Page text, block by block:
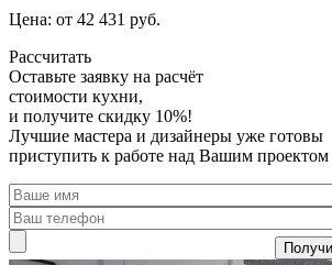
Цена: от 42 431 руб.
Рассчитать
Оставьте заявку на расчёт
стоимости кухни,
и получите скидку 10%!
Лучшие мастера и дизайнеры уже готовы
приступить к работе над Вашим проектом